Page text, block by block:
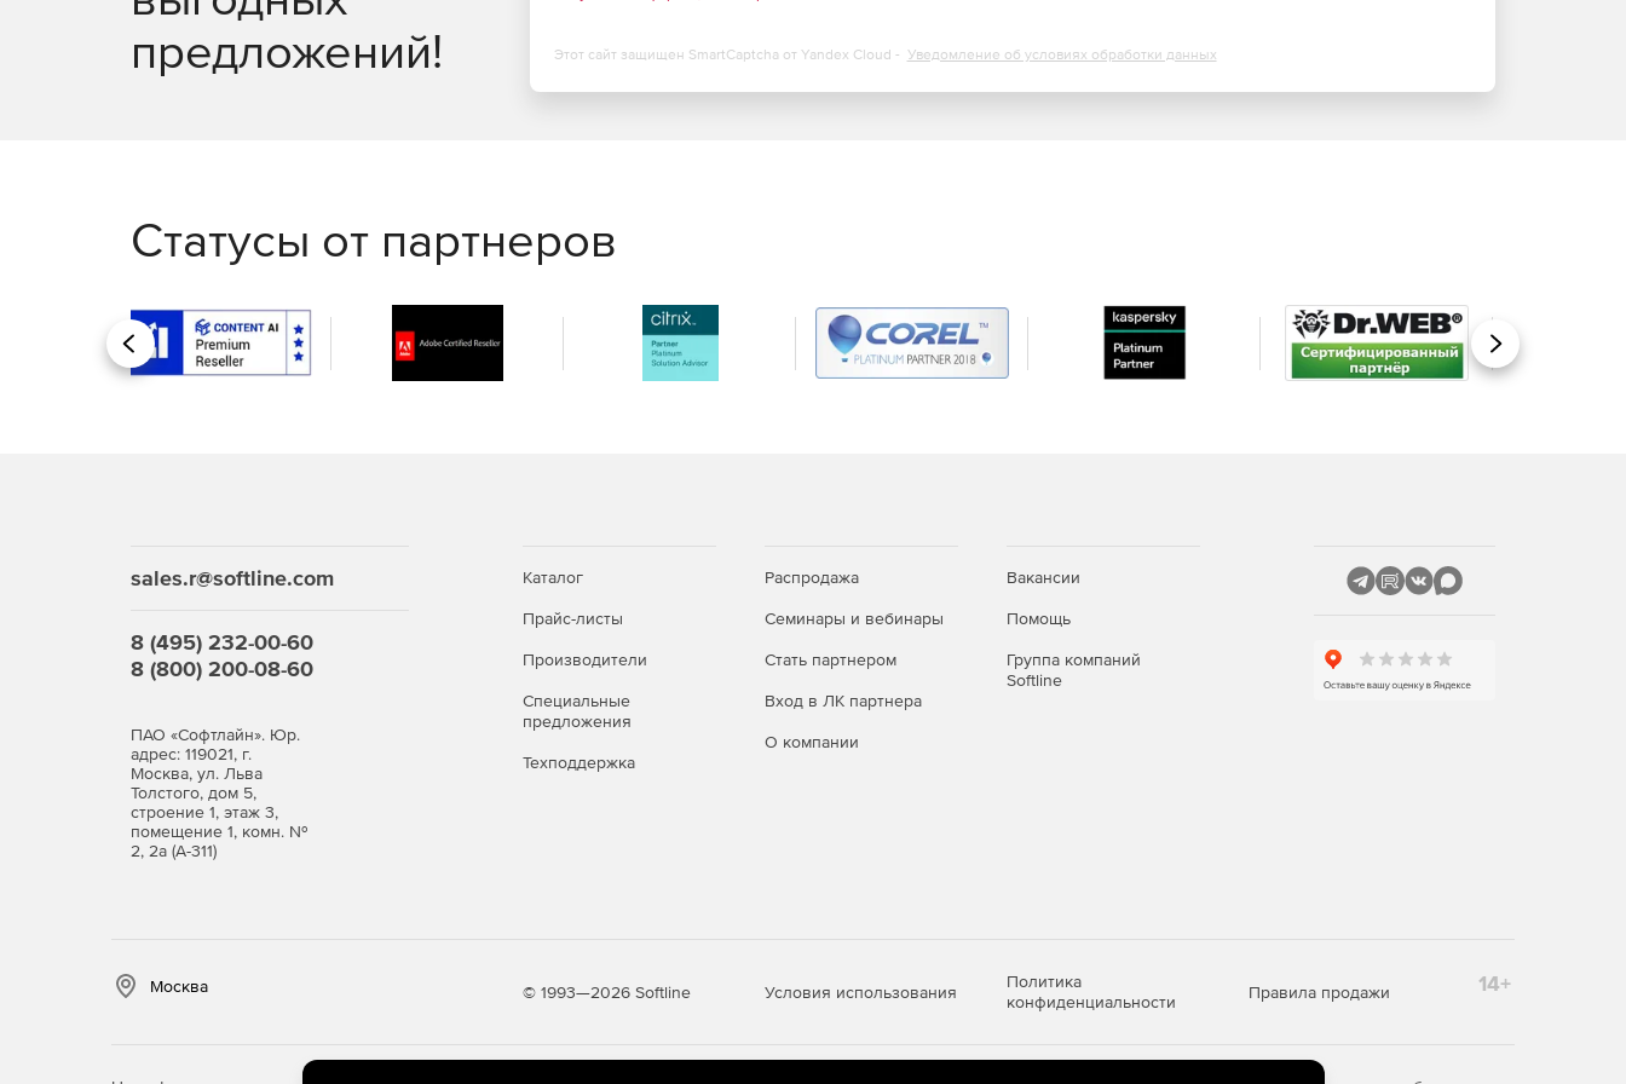
в реальном времени, удаленное подключение к серверам и браузеру.
Управление рутинными задачами IT-менеджмента и устранение неполадок первого уровня с
Доступ к более 100 шаблонам отчетов для просмотра тенденций производительности,
использования и пропускной способности сети.
предложений!
Этот сайт защищен SmartCaptcha от Yandex Cloud - Уведомление об условиях обработки данных
Статусы от партнеров
Назад Вперед
sales.r@softline.com
8 (495) 232-00-60
8 (800) 200-08-60
ПАО «Софтлайн». Юр.
адрес: 119021, г.
Москва, ул. Льва
Толстого, дом 5,
строение 1, этаж 3,
помещение 1, комн. №
2, 2а (А-311)
Каталог
Прайс-листы
Производители
Специальные
предложения
Техподдержка
Распродажа
Семинары и вебинары
Стать партнером
Вход в ЛК партнера
О компании
Вакансии
Помощь
Группа компаний
Softline
Москва © 1993—2026 Softline Условия использования
Политика
конфиденциальности
Правила продажи 14+